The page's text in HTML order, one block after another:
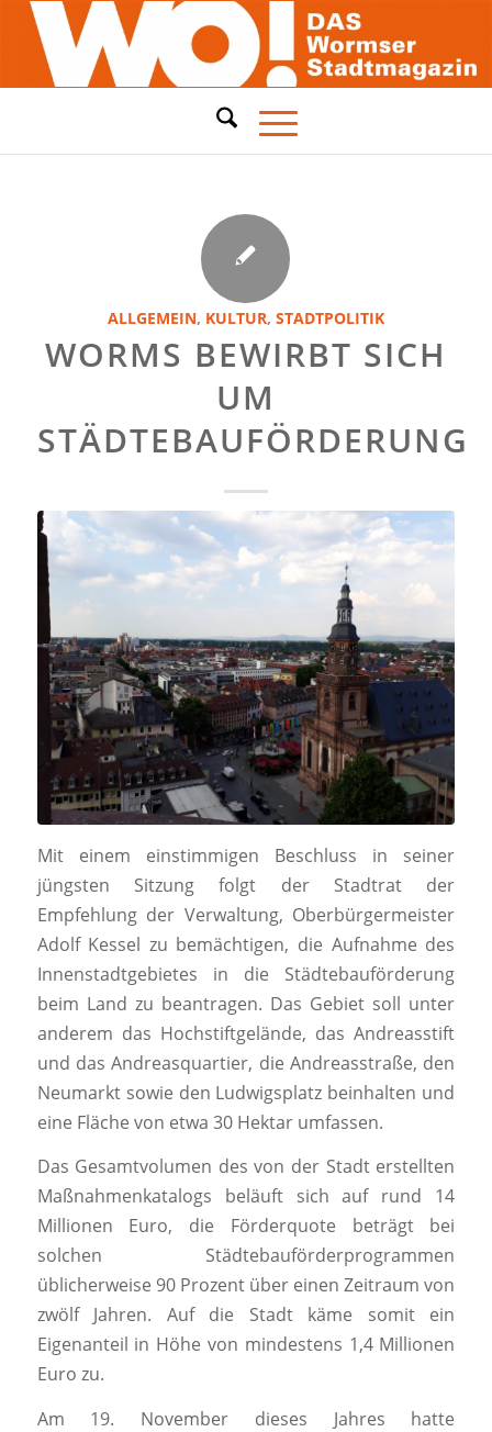
ALLGEMEIN, KULTUR, STADTPOLITIK
WORMS BEWIRBT SICH
UM
STÄDTEBAUFÖRDERUNG
Mit einem einstimmigen Beschluss in seiner
jüngsten Sitzung folgt der Stadtrat der
Empfehlung der Verwaltung, Oberbürgermeister
Adolf Kessel zu bemächtigen, die Aufnahme des
Innenstadtgebietes in die Städtebauförderung
beim Land zu beantragen. Das Gebiet soll unter
anderem das Hochstiftgelände, das Andreasstift
und das Andreasquartier, die Andreasstraße, den
Neumarkt sowie den Ludwigsplatz beinhalten und
eine Fläche von etwa 30 Hektar umfassen.
Das Gesamtvolumen des von der Stadt erstellten
Maßnahmenkatalogs beläuft sich auf rund 14
Millionen Euro, die Förderquote beträgt bei
solchen Städtebauförderprogrammen
üblicherweise 90 Prozent über einen Zeitraum von
zwölf Jahren. Auf die Stadt käme somit ein
Eigenanteil in Höhe von mindestens 1,4 Millionen
Euro zu.
Am 19. November dieses Jahres hatte